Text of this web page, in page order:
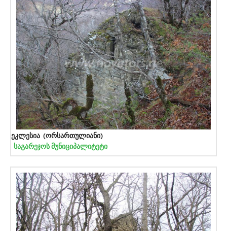
ეკლესია (ორსართულიანი)
საგარეჯოს მუნიციპალიტეტი